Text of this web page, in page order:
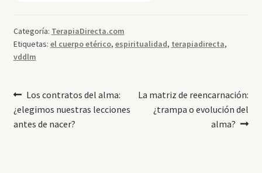
Categoría: TerapiaDirecta.com
Etiquetas: el cuerpo etérico, espiritualidad, terapiadirecta,
vddlm
Navegación
de
Anterior:
Los contratos del alma:
¿elegimos nuestras lecciones
antes de nacer?
Siguiente:
La matriz de reencarnación:
¿trampa o evolución del
alma?